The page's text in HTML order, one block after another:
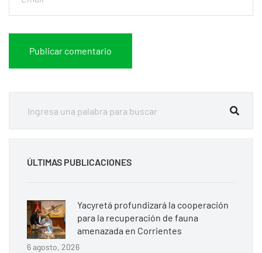
ÚLTIMAS PUBLICACIONES
Yacyretá profundizará la cooperación
para la recuperación de fauna
amenazada en Corrientes
6 agosto, 2026